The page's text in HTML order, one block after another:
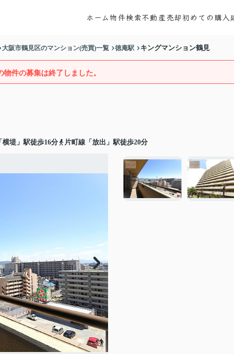
ホーム物件検索不動産売却初めての購入
大阪市鶴見区のマンション(売買)一覧 徳庵駅 キングマンション鶴見
物件の募集は終了しました。
堤」駅徒歩16分 片町線「放出」駅徒歩20分